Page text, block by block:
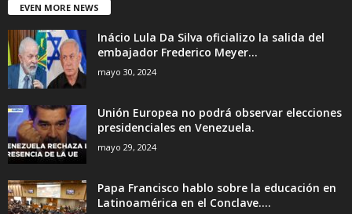
EVEN MORE NEWS
Inácio Lula Da Silva oficializo la salida del
embajador Frederico Meyer...
mayo 30, 2024
Unión Europea no podrá observar elecciones
presidenciales en Venezuela.
mayo 29, 2024
Papa Francisco hablo sobre la educación en
Latinoamérica en el Conclave....